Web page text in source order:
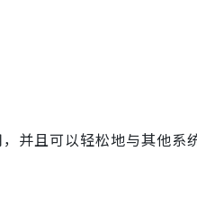
并且可以轻松地与其他系